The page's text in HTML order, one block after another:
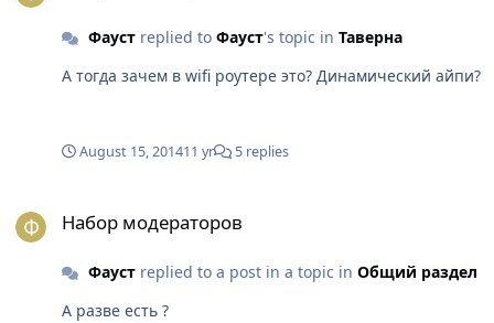
Фаустreplied to Фауст's topic in Таверна
А тогда зачем в wifi роутере это? Динамический айпи?
August 15, 201411 yr 5 replies
Набор модераторов
Фаустreplied to a post in a topic in Общий раздел
А разве есть ?